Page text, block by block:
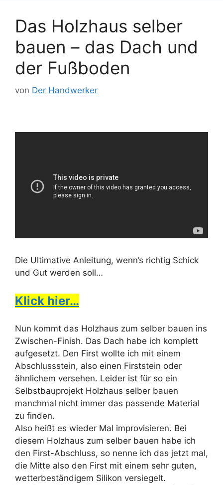
Das Holzhaus selber
bauen – das Dach und
der Fußboden
von Der Handwerker
Die Ultimative Anleitung, wenn’s richtig Schick
und Gut werden soll…
Klick hier…
Nun kommt das Holzhaus zum selber bauen ins
Zwischen-Finish. Das Dach habe ich komplett
aufgesetzt. Den First wollte ich mit einem
Abschlussstein, also einen Firststein oder
ähnlichem versehen. Leider ist für so ein
Selbstbauprojekt Holzhaus selber bauen
manchmal nicht immer das passende Material
zu finden.
Also heißt es wieder Mal improvisieren. Bei
diesem Holzhaus zum selber bauen habe ich
den First-Abschluss, so nenne ich das jetzt mal,
die Mitte also den First mit einem sehr guten,
wetterbeständigem Silikon versiegelt.